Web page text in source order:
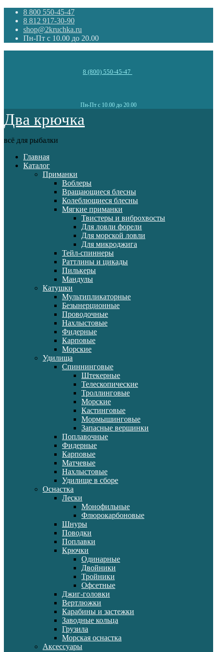
8 800 550-45-47
8 812 917-30-90
shop@2kruchka.ru
Пн-Пт с 10.00 до 20.00
8 (800) 550-45-47
Пн-Пт с 10.00 до 20.00
Два крючка
всё для рыбалки
Главная
Каталог
Приманки
Воблеры
Вращающиеся блесны
Колеблющиеся блесны
Мягкие приманки
Твистеры и виброхвосты
Для ловли форели
Для морской ловли
Для микроджига
Тейл-спиннеры
Раттлины и цикады
Пилькеры
Мандулы
Катушки
Мультипликаторные
Безынерционные
Проводочные
Нахлыстовые
Фидерные
Карповые
Морские
Удилища
Спиннинговые
Штекерные
Телескопические
Троллинговые
Морские
Кастинговые
Мормышинговые
Запасные вершинки
Поплавочные
Фидерные
Карповые
Матчевые
Нахлыстовые
Удилище в сборе
Оснастка
Лески
Монофильные
Флюрокарбоновые
Шнуры
Поводки
Поплавки
Крючки
Одинарные
Двойники
Тройники
Офсетные
Джиг-головки
Вертлюжки
Карабины и застежки
Заводные кольца
Грузила
Морская оснастка
Аксессуары